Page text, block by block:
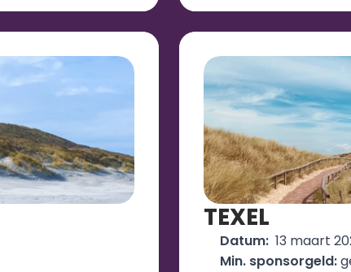
TEXEL
Datum: 13 maart
Min. sponsorgeld: